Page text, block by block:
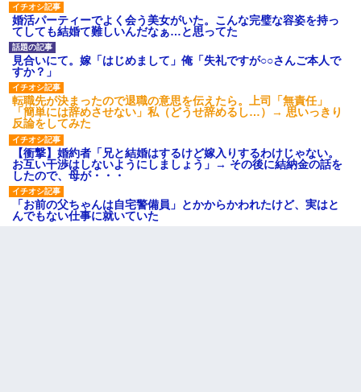
婚活パーティーでよく会う美女がいた。こんな完璧な容姿を持っ
てしても結婚て難しいんだなぁ…と思ってた
見合いにて。嫁「はじめまして」俺「失礼ですが○○さんご本人で
すか？」
転職先が決まったので退職の意思を伝えたら。上司「無責任」
「簡単には辞めさせない」私（どうせ辞めるし…）→ 思いっきり
反論をしてみた
【衝撃】婚約者「兄と結婚はするけど嫁入りするわけじゃない。
お互い干渉はしないようにしましょう」→ その後に結納金の話を
したので、母が・・・
「お前の父ちゃんは自宅警備員」とかからかわれたけど、実はと
んでもない仕事に就いていた